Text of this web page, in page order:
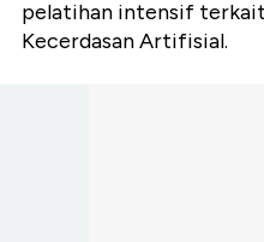
pelatihan intensif
Kecerdasan Artifisial.